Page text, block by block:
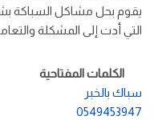
يقوم بحل مشاكل السباكة
التي أدت إلى المشكلة
الكلمات المفتاحية
سباك بالخبر
0549453947